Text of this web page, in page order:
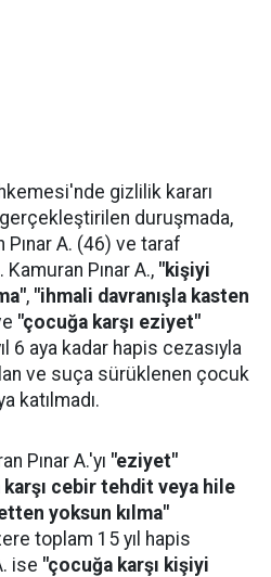
gizlilik kararı
gerçekleştirilen duruşmada,
A. (46) ve taraf
Pınar A., "kişiyi
, "ihmali davranışla kasten
"çocuğa karşı eziyet"
6 aya kadar hapis cezasıyla
ve suça sürüklenen çocuk
katılmadı.
Pınar A.'yı "eziyet"
karşı cebir tehdit veya hile
yoksun kılma"
toplam 15 yıl hapis
ise "çocuğa karşı kişiyi